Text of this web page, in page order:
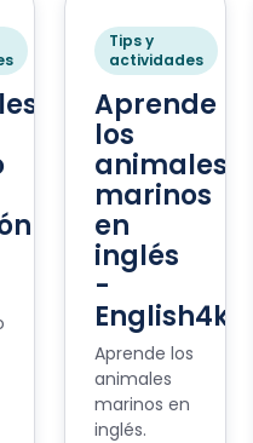
Tips y
actividades
Aprende
los
animales
marinos
en
inglés
-
English4kids
Aprende los
animales
marinos en
inglés.